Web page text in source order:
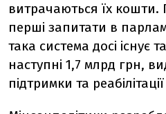
витрачаються їх
перші запитати в
така система досі існує
наступні 1,7 млрд грн,
підтримки та